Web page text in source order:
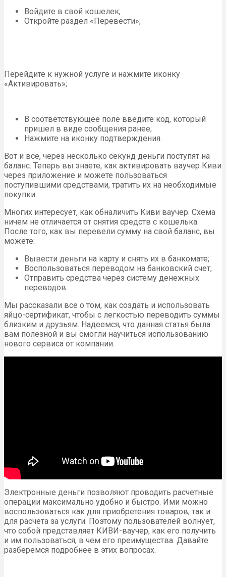
Войдите в свой кошелек;
Откройте раздел «Перевести»;
Перейдите к нужной услуге и нажмите иконку
«Активировать»;
В соответствующее поле введите код, который
пришел в виде сообщения ранее;
Нажмите на иконку подтверждения.
Вот и все, через несколько секунд деньги поступят на
баланс. Теперь вы знаете, как активировать ваучер Киви
через приложение и можете пользоваться
поступившими средствами, тратить их на необходимые
покупки.
Многих интересует, как обналичить Киви ваучер. Схема
ничем не отличается от снятия средств с кошелька.
После того, как вы перевели сумму на свой баланс, вы
можете:
Вывести деньги на карту и снять их в банкомате;
Воспользоваться переводом на банковский счет;
Отправить средства через систему денежных
переводов.
Мы рассказали все о том, как создать и использовать
яйцо-сертификат, чтобы с легкостью переводить суммы
близким и друзьям. Надеемся, что данная статья была
вам полезной и вы смогли научиться использованию
нового сервиса от компании.
Электронные деньги позволяют проводить расчетные
операции максимально удобно и быстро. Ими можно
воспользоваться как для приобретения товаров, так и
для расчета за услуги. Поэтому пользователей волнует,
что собой представляет КИВИ-ваучер, как его получить
и им пользоваться, в чем его преимущества. Давайте
разберемся подробнее в этих вопросах.